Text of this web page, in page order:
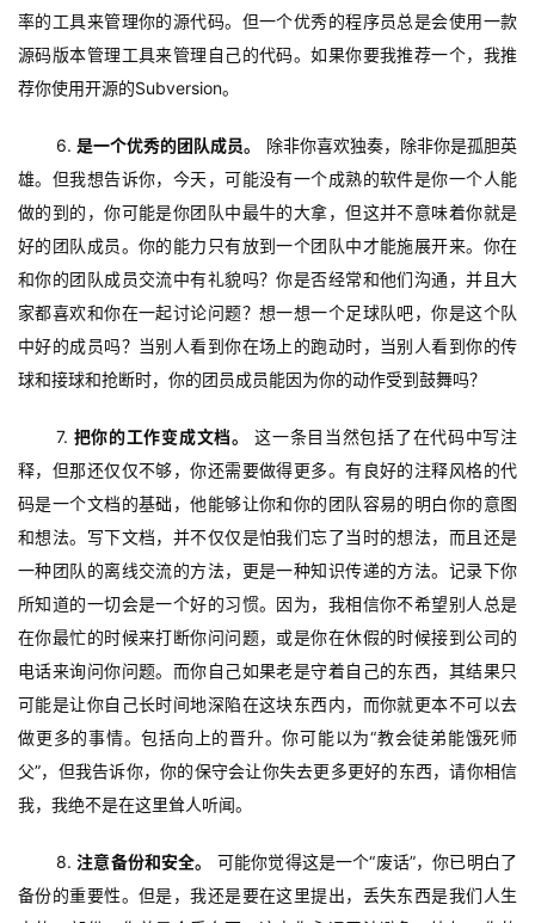
率的工具来管理你的源代码。但一个优秀的程序员总是会使用一款
源码版本管理工具来管理自己的代码。如果你要我推荐一个，我推
荐你使用开源的Subversion。
6. 是一个优秀的团队成员。
除非你喜欢独奏，除非你是孤胆英
雄。但我想告诉你，今天，可能没有一个成熟的软件是你一个人能
做的到的，你可能是你团队中最牛的大拿，但这并不意味着你就是
好的团队成员。你的能力只有放到一个团队中才能施展开来。你在
和你的团队成员交流中有礼貌吗？你是否经常和他们沟通，并且大
家都喜欢和你在一起讨论问题？想一想一个足球队吧，你是这个队
中好的成员吗？当别人看到你在场上的跑动时，当别人看到你的传
球和接球和抢断时，你的团员成员能因为你的动作受到鼓舞吗？
7. 把你的工作变成文档。
这一条目当然包括了在代码中写注
释，但那还仅仅不够，你还需要做得更多。有良好的注释风格的代
码是一个文档的基础，他能够让你和你的团队容易的明白你的意图
和想法。写下文档，并不仅仅是怕我们忘了当时的想法，而且还是
一种团队的离线交流的方法，更是一种知识传递的方法。记录下你
所知道的一切会是一个好的习惯。因为，我相信你不希望别人总是
在你最忙的时候来打断你问问题，或是你在休假的时候接到公司的
电话来询问你问题。而你自己如果老是守着自己的东西，其结果只
可能是让你自己长时间地深陷在这块东西内，而你就更本不可以去
做更多的事情。包括向上的晋升。你可能以为“教会徒弟能饿死师
父”，但我告诉你，你的保守会让你失去更多更好的东西，请你相信
我，我绝不是在这里耸人听闻。
8. 注意备份和安全。
可能你觉得这是一个“废话”，你已明白了
备份的重要性。但是，我还是要在这里提出，丢失东西是我们人生